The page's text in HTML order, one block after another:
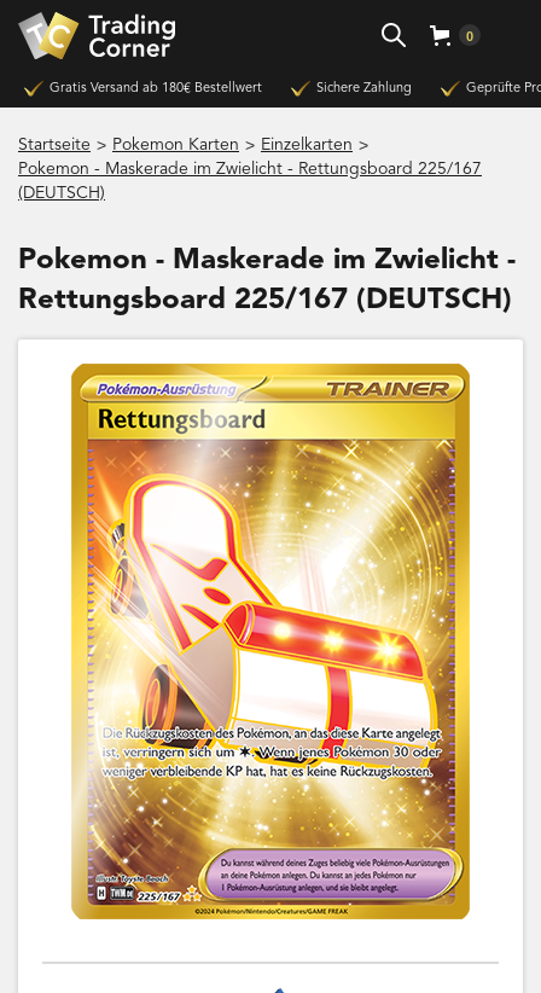
0
Gratis Versand ab 180€ Bestellwert Sichere Zahlung Geprüfte
Startseite > Pokemon Karten > Einzelkarten >
Pokemon - Maskerade im Zwielicht - Rettungsboard 225/167
(DEUTSCH)
Pokemon - Maskerade im Zwielicht -
Rettungsboard 225/167 (DEUTSCH)